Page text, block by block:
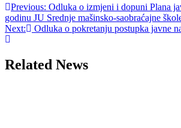
Post
navigation
Previous: Odluka o izmjeni i dopuni Plana
godinu JU Srednje mašinsko-saobraćajne
Next:
Odluka o pokretanju postupka javne
Related News